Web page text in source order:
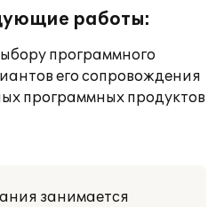
работы:
программного
его сопровождения
программных продуктов
занимается